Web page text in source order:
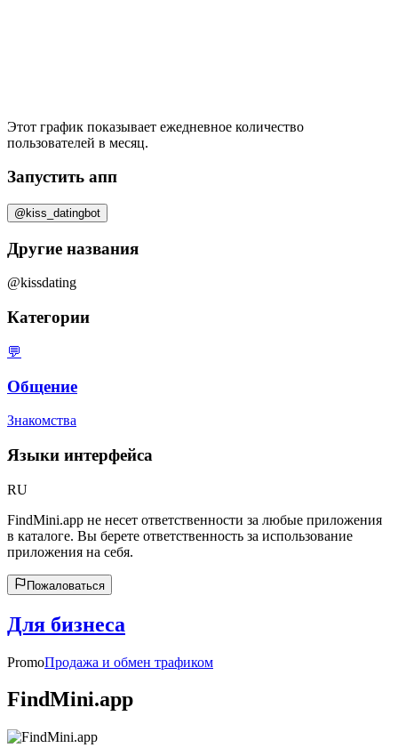
Этот график показывает ежедневное количество
пользователей в месяц.
Запустить апп
@kiss_datingbot
Другие названия
@kissdating
Категории
💬
Общение
Знакомства
Языки интерфейса
RU
FindMini.app не несет ответственности за любые приложения
в каталоге. Вы берете ответственность за использование
приложения на себя.
Пожаловаться
Для бизнеса
PromoПродажа и обмен трафиком
FindMini.app